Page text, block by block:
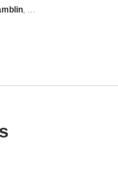
, André Dussollier